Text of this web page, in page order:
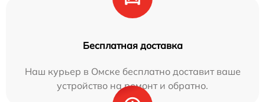
Бесплатная доставка
Наш курьер в Омске бесплатно доставит ваше
устройство на ремонт и обратно.